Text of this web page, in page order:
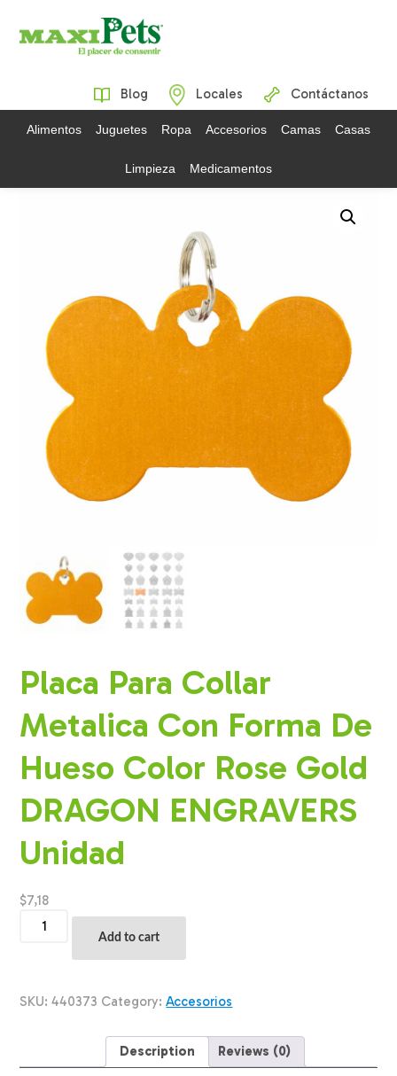
Blog Locales Contáctanos
Alimentos Juguetes Ropa Accesorios Camas Casas
Limpieza Medicamentos
Placa Para Collar
Metalica Con Forma De
Hueso Color Rose Gold
DRAGON ENGRAVERS
Unidad
$7,18
Para
Forma
Add to cart
SKU:440373 Category:Accesorios
Description Reviews (0)